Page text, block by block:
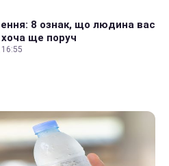
8 ознак, що людина вас
ще поруч